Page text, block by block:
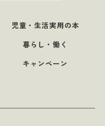
児童・生活実用の本
暮らし・働く
キャンペーン